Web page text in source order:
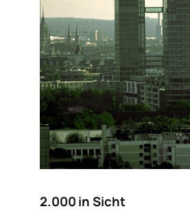
2.000 in Sicht